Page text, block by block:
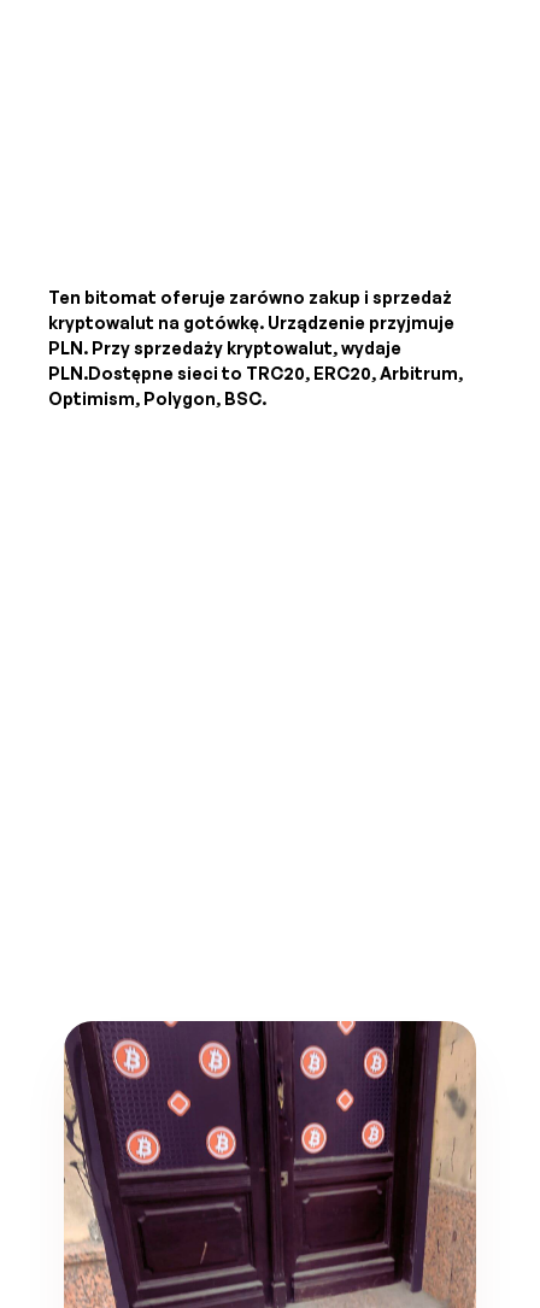
Ten bitomat oferuje zarówno zakup i sprzedaż
kryptowalut na gotówkę. Urządzenie przyjmuje
PLN. Przy sprzedaży kryptowalut, wydaje
PLN.Dostępne sieci to TRC20, ERC20, Arbitrum,
Optimism, Polygon, BSC.